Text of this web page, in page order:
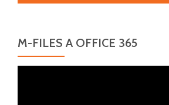
M-FILES A OFFICE 365